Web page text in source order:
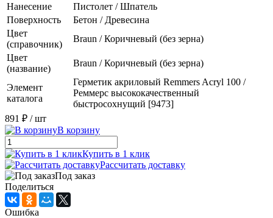
Нанесение
Пистолет / Шпатель
Поверхность
Бетон / Древесина
Цвет
(справочник)
Braun / Коричневый (без зерна)
Цвет
(название)
Braun / Коричневый (без зерна)
Элемент
каталога
Герметик акриловый Remmers Acryl 100 /
Реммерс высококачественный
быстросохнущий [9473]
891 ₽ / шт
В корзину
Купить в 1 клик
Рассчитать доставку
Под заказ
Поделиться
Ошибка